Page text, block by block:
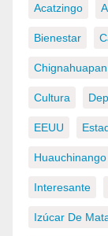
Acatzingo
Bienestar
Chignahuapan
Cultura
EEUU
Huauchinango
Interesante
Izúcar De